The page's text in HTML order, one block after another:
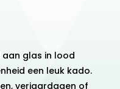
glas in lood
een leuk kado.
verjaardagen of